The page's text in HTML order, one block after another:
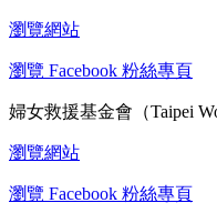
瀏覽網站
瀏覽 Facebook 粉絲專頁
婦女救援基金會（Taipei
瀏覽網站
瀏覽 Facebook 粉絲專頁